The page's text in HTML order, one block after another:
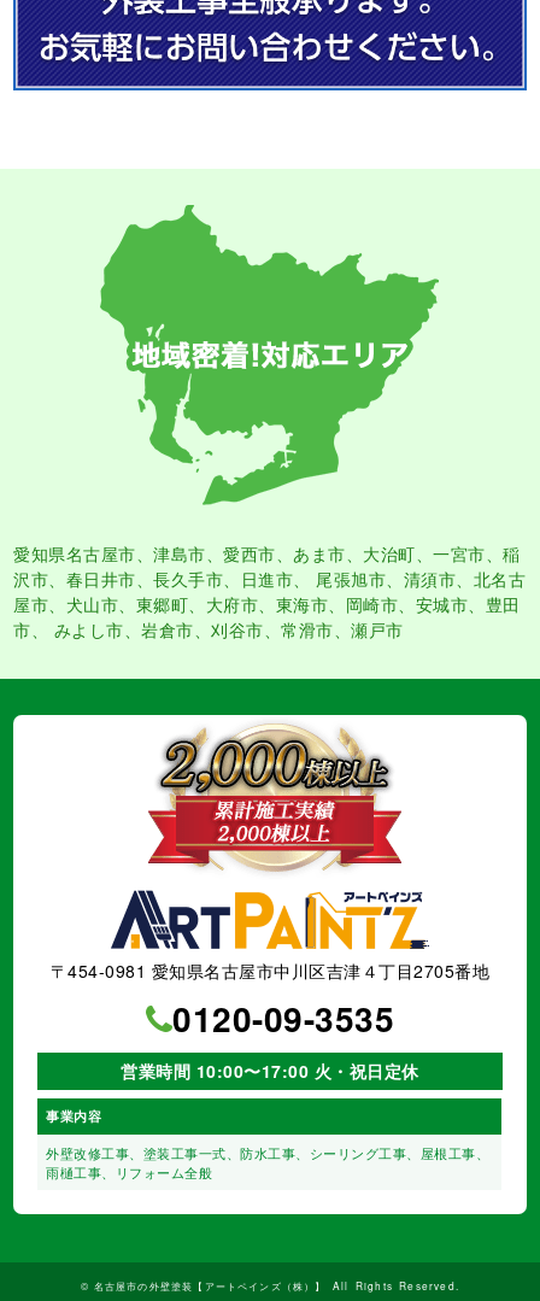
愛知県名古屋市 、津島市 、愛西市 あま市 、大治町、一宮市、稲
沢市、春日井市、長久手市、日進市、 尾張旭市、清須市、北名古
屋市、犬山市、東郷町、大府市、東海市、岡崎市、安城市、豊田
市、 みよし市、岩倉市、刈谷市、常滑市、瀬戸市
〒454-0981 愛知県名古屋市中川区吉津４丁目2705番地
0120-09-3535
営業時間 10:00〜17:00 火・祝日定休
事業内容
外壁改修工事、塗装工事⼀式、防水工事、シーリング工事、 屋根工事、
雨樋工事、
リフォーム全般
© 名古屋市の外壁塗装【アートペインズ（株）】 All Rights Reserved.